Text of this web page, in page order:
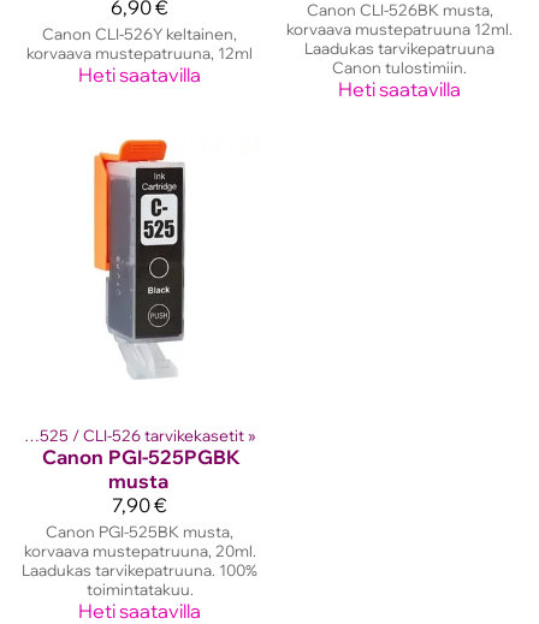
6,90 €
Canon CLI-526Y keltainen,
korvaava mustepatruuna, 12ml
Heti saatavilla
Canon CLI-526BK musta,
korvaava mustepatruuna 12ml.
Laadukas tarvikepatruuna
Canon tulostimiin.
Heti saatavilla
Canon PGI-525 / CLI-526 tarvikekasetit ‪»
Canon PGI-525PGBK
musta
7,90 €
Canon PGI-525BK musta,
korvaava mustepatruuna, 20ml.
Laadukas tarvikepatruuna. 100%
toimintatakuu.
Heti saatavilla